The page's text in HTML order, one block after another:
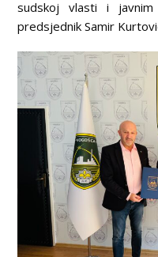
sudskoj vlasti i javnim
predsjednik Samir